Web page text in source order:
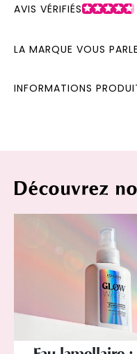
AVIS VÉRIFIÉS
LA MARQUE VOUS PARLE
INFORMATIONS
Découvrez